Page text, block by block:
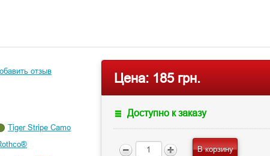
отзыв
Tiger Stripe Camo
Цена: 185 грн.
Доступно к заказу
В корзину